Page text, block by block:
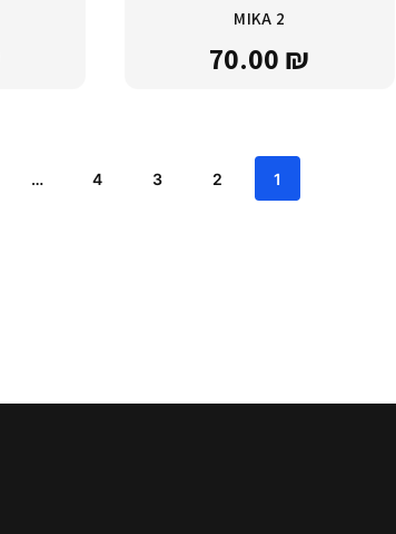
MIKA 2
70.00 ₪
1
2
3
4
…